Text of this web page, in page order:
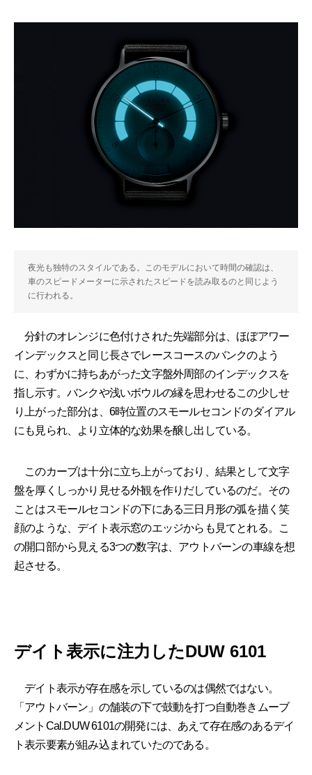
夜光も独特のスタイルである。このモデルにおいて時間の確認は、
車のスピードメーターに示されたスピードを読み取るのと同じよう
に行われる。
分針のオレンジに色付けされた先端部分は、ほぼアワー
インデックスと同じ長さでレースコースのバンクのよう
に、わずかに持ちあがった文字盤外周部のインデックスを
指し示す。バンクや浅いボウルの縁を思わせるこの少しせ
り上がった部分は、6時位置のスモールセコンドのダイアル
にも見られ、より立体的な効果を醸し出している。
このカーブは十分に立ち上がっており、結果として文字
盤を厚くしっかり見せる外観を作りだしているのだ。その
ことはスモールセコンドの下にある三日月形の弧を描く笑
顔のような、デイト表示窓のエッジからも見てとれる。こ
の開口部から見える3つの数字は、アウトバーンの車線を想
起させる。
デイト表示に注力したDUW 6101
デイト表示が存在感を示しているのは偶然ではない。
「アウトバーン」の舗装の下で鼓動を打つ自動巻きムーブ
メントCal.DUW 6101の開発には、あえて存在感のあるデイ
ト表示要素が組み込まれていたのである。